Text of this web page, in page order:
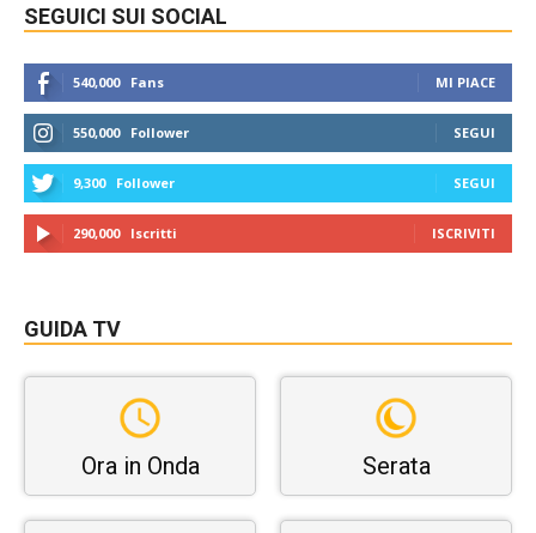
SEGUICI SUI SOCIAL
540,000 Fans MI PIACE
550,000 Follower SEGUI
9,300 Follower SEGUI
290,000 Iscritti ISCRIVITI
GUIDA TV
Ora in Onda Serata